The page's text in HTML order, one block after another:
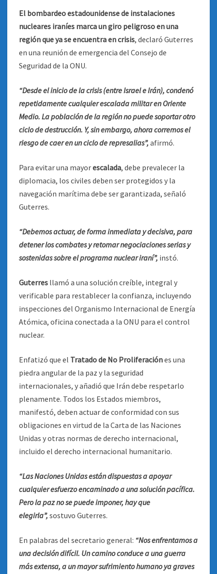
El bombardeo estadounidense de instalaciones
nucleares iraníes marca un giro peligroso en una
región que ya se encuentra en crisis, declaró Guterres
en una reunión de emergencia del Consejo de
Seguridad de la ONU.
“Desde el inicio de la crisis (entre Israel e Irán), condenó
repetidamente cualquier escalada militar en Oriente
Medio. La población de la región no puede soportar otro
ciclo de destrucción. Y, sin embargo, ahora corremos el
riesgo de caer en un ciclo de represalias”, afirmó.
Para evitar una mayorescalada, debe prevalecer la
diplomacia, los civiles deben ser protegidos y la
navegación marítima debe ser garantizada, señaló
Guterres.
“Debemos actuar, de forma inmediata y decisiva, para
detener los combates y retomar negociaciones serias y
sostenidas sobre el programa nuclear iraní”, instó.
Guterres llamó a una solución creíble, integral y
verificable para restablecer la confianza, incluyendo
inspecciones del Organismo Internacional de Energía
Atómica, oficina conectada a la ONU para el control
nuclear.
Enfatizó que el Tratado de No Proliferaciónes una
piedra angular de la paz y la seguridad
internacionales, y añadió que Irán debe respetarlo
plenamente. Todos los Estados miembros,
manifestó, deben actuar de conformidad con sus
obligaciones en virtud de la Carta de las Naciones
Unidas y otras normas de derecho internacional,
incluido el derecho internacional humanitario.
“Las Naciones Unidas están dispuestas a apoyar
cualquier esfuerzo encaminado a una solución pacífica.
Pero la paz no se puede imponer, hay que
elegirla”, sostuvo Guterres.
En palabras del secretario general: “Nos enfrentamos a
una decisión difícil. Un camino conduce a una guerra
más extensa, a un mayor sufrimiento humano ya graves